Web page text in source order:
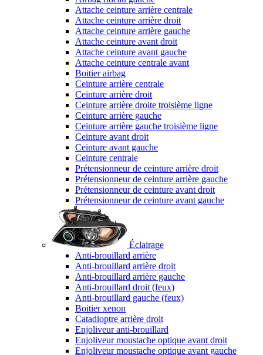
Attache ceinture arrière centrale
Attache ceinture arrière droit
Attache ceinture arrière gauche
Attache ceinture avant droit
Attache ceinture avant gauche
Attache ceinture centrale avant
Boitier airbag
Ceinture arrière centrale
Ceinture arrière droit
Ceinture arrière droite troisième ligne
Ceinture arrière gauche
Ceinture arrière gauche troisième ligne
Ceinture avant droit
Ceinture avant gauche
Ceinture centrale
Prétensionneur de ceinture arrière droit
Prétensionneur de ceinture arrière gauche
Prétensionneur de ceinture avant droit
Prétensionneur de ceinture avant gauche
Éclairage
Anti-brouillard arrière
Anti-brouillard arrière droit
Anti-brouillard arrière gauche
Anti-brouillard droit (feux)
Anti-brouillard gauche (feux)
Boitier xenon
Catadioptre arrière droit
Enjoliveur anti-brouillard
Enjoliveur moustache optique avant droit
Enjoliveur moustache optique avant gauche